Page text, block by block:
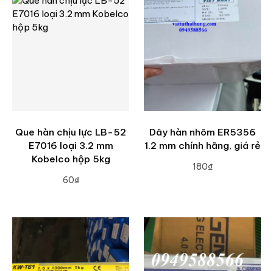
Que hàn chịu lực LB-52
E7016 loại 3.2 mm
Kobelco hộp 5kg
60₫
Dây hàn nhôm ER5356
1.2 mm chính hãng, giá rẻ
180₫